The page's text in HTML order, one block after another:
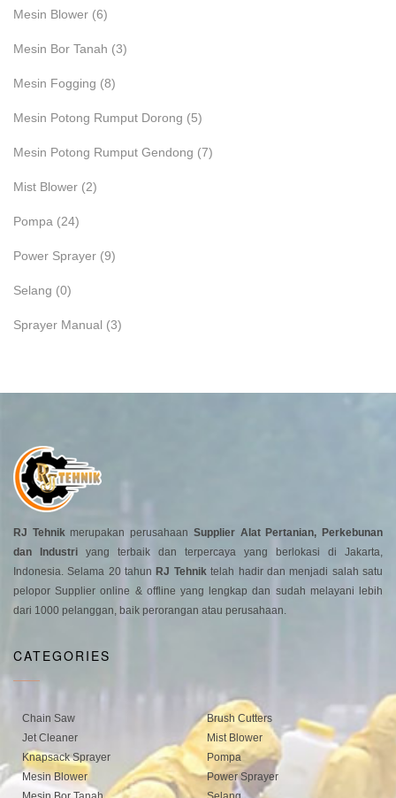
Mesin Blower (6)
Mesin Bor Tanah (3)
Mesin Fogging (8)
Mesin Potong Rumput Dorong (5)
Mesin Potong Rumput Gendong (7)
Mist Blower (2)
Pompa (24)
Power Sprayer (9)
Selang (0)
Sprayer Manual (3)
RJ Tehnikmerupakan perusahaan Supplier Alat Pertanian, Perkebunan
dan Industri yang terbaik dan terpercaya yang berlokasi di Jakarta,
Indonesia. Selama 20 tahun RJ Tehniktelah hadir dan menjadi salah satu
pelopor Supplier online & offline yang lengkap dan sudah melayani lebih
dari 1000 pelanggan, baik perorangan atau perusahaan.
CATEGORIES
Chain Saw
Jet Cleaner
Knapsack Sprayer
Mesin Blower
Brush Cutters
Mist Blower
Pompa
Power Sprayer